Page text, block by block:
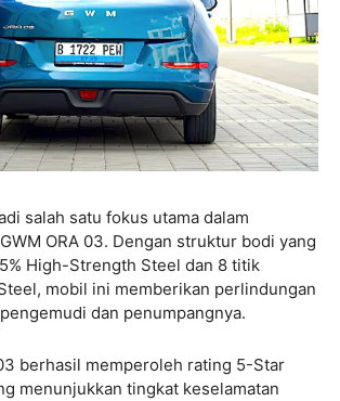
salah satu fokus utama dalam
ORA 03. Dengan struktur bodi yang
High-Strength Steel dan 8 titik
mobil ini memberikan perlindungan
dan penumpangnya.
berhasil memperoleh rating 5-Star
menunjukkan tingkat keselamatan